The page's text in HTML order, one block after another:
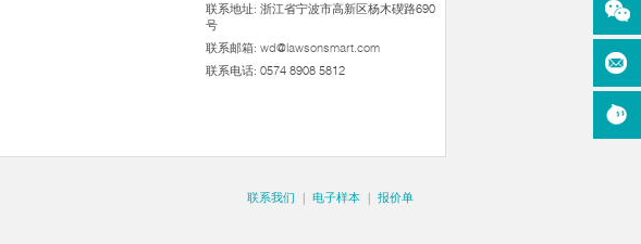
联系地址: 浙江省宁波市高新区杨木碶路690
号
联系邮箱: wd@lawsonsmart.com
联系电话: 0574 8908 5812
联系我们 | 电子样本 | 报价单